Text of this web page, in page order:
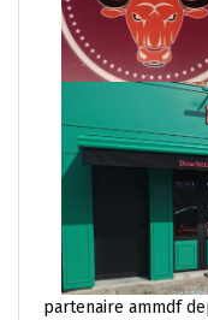
partenaire ammdf